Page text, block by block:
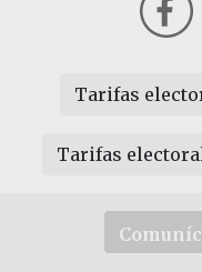
Tarifas
Tarifas